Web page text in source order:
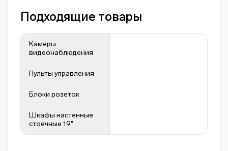
Подходящие товары
Камеры
видеонаблюдения
Пульты управления
Блоки розеток
Шкафы настенные
стоечные 19"